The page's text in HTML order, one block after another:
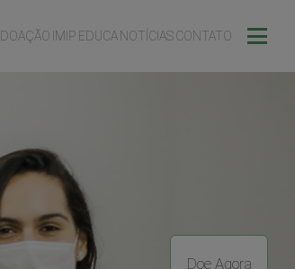
DOAÇÃO IMIP EDUCANOTÍCIASCONTATO
Doe Agora